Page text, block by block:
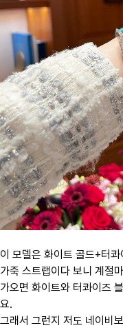
이 모델은 ​화이트 골드+터
가죽 스트랩이다 보니 계절
가오면 화이트와 터콰이즈
요.
그래서 그런지 저도 네이비